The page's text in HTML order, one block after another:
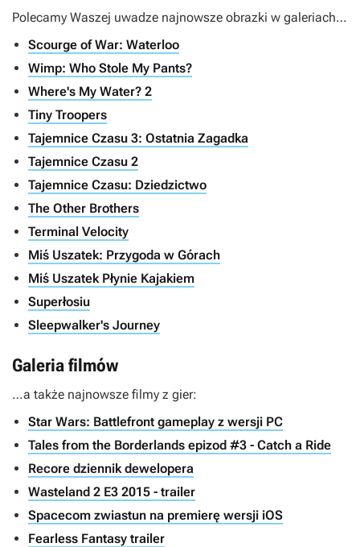
Polecamy Waszej uwadze najnowsze obrazki w galeriach…
Scourge of War: Waterloo
Wimp: Who Stole My Pants?
Where's My Water? 2
Tiny Troopers
Tajemnice Czasu 3: Ostatnia Zagadka
Tajemnice Czasu 2
Tajemnice Czasu: Dziedzictwo
The Other Brothers
Terminal Velocity
Miś Uszatek: Przygoda w Górach
Miś Uszatek Płynie Kajakiem
Superłosiu
Sleepwalker's Journey
Galeria filmów
…a także najnowsze filmy z gier:
Star Wars: Battlefront gameplay z wersji PC
Tales from the Borderlands epizod #3 - Catch a Ride
Recore dziennik dewelopera
Wasteland 2 E3 2015 - trailer
Spacecom zwiastun na premierę wersji iOS
Fearless Fantasy trailer